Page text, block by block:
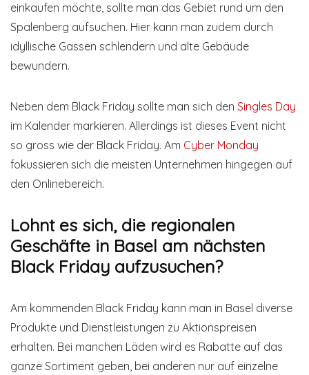
einkaufen möchte, sollte man das Gebiet rund um den
Spalenberg aufsuchen. Hier kann man zudem durch
idyllische Gassen schlendern und alte Gebäude
bewundern.
Neben dem Black Friday sollte man sich den Singles Day
im Kalender markieren. Allerdings ist dieses Event nicht
so gross wie der Black Friday. Am Cyber Monday
fokussieren sich die meisten Unternehmen hingegen auf
den Onlinebereich.
Lohnt es sich, die regionalen
Geschäfte in Basel am nächsten
Black Friday aufzusuchen?
Am kommenden Black Friday kann man in Basel diverse
Produkte und Dienstleistungen zu Aktionspreisen
erhalten. Bei manchen Läden wird es Rabatte auf das
ganze Sortiment geben, bei anderen nur auf einzelne